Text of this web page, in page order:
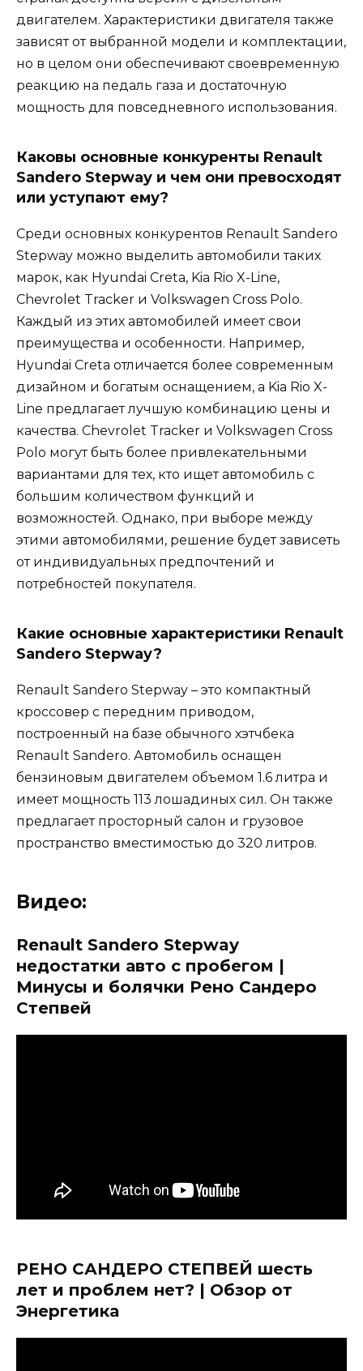
двигателем. Характеристики двигателя также
зависят от выбранной модели и комплектации,
но в целом они обеспечивают своевременную
реакцию на педаль газа и достаточную
мощность для повседневного использования.
Каковы основные конкуренты Renault
Sandero Stepway и чем они превосходят
или уступают ему?
Среди основных конкурентов Renault Sandero
Stepway можно выделить автомобили таких
марок, как Hyundai Creta, Kia Rio X-Line,
Chevrolet Tracker и Volkswagen Cross Polo.
Каждый из этих автомобилей имеет свои
преимущества и особенности. Например,
Hyundai Creta отличается более современным
дизайном и богатым оснащением, а Kia Rio X-
Line предлагает лучшую комбинацию цены и
качества. Chevrolet Tracker и Volkswagen Cross
Polo могут быть более привлекательными
вариантами для тех, кто ищет автомобиль с
большим количеством функций и
возможностей. Однако, при выборе между
этими автомобилями, решение будет зависеть
от индивидуальных предпочтений и
потребностей покупателя.
Какие основные характеристики Renault
Sandero Stepway?
Renault Sandero Stepway – это компактный
кроссовер с передним приводом,
построенный на базе обычного хэтчбека
Renault Sandero. Автомобиль оснащен
бензиновым двигателем объемом 1.6 литра и
имеет мощность 113 лошадиных сил. Он также
предлагает просторный салон и грузовое
пространство вместимостью до 320 литров.
Видео:
Renault Sandero Stepway
недостатки авто с пробегом |
Минусы и болячки Рено Сандеро
Степвей
РЕНО САНДЕРО СТЕПВЕЙ шесть
лет и проблем нет? | Обзор от
Энергетика